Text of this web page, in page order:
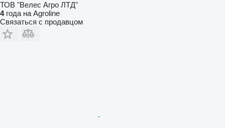
ТОВ "Велес Агро ЛТД"
4года на Agroline
Связаться с продавцом